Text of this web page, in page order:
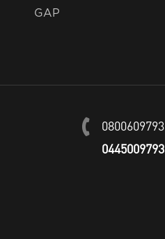
GAP
0800609793
0445009793